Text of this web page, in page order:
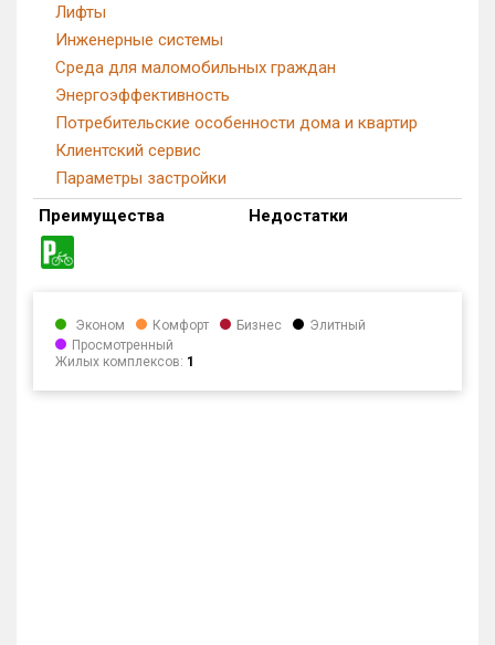
Лифты
Инженерные системы
Среда для маломобильных граждан
Энергоэффективность
Потребительские особенности дома и квартир
Клиентский сервис
Параметры застройки
Преимущества
Недостатки
Эконом Комфорт Бизнес
Элитный
Просмотренный
Жилых комплексов: 1